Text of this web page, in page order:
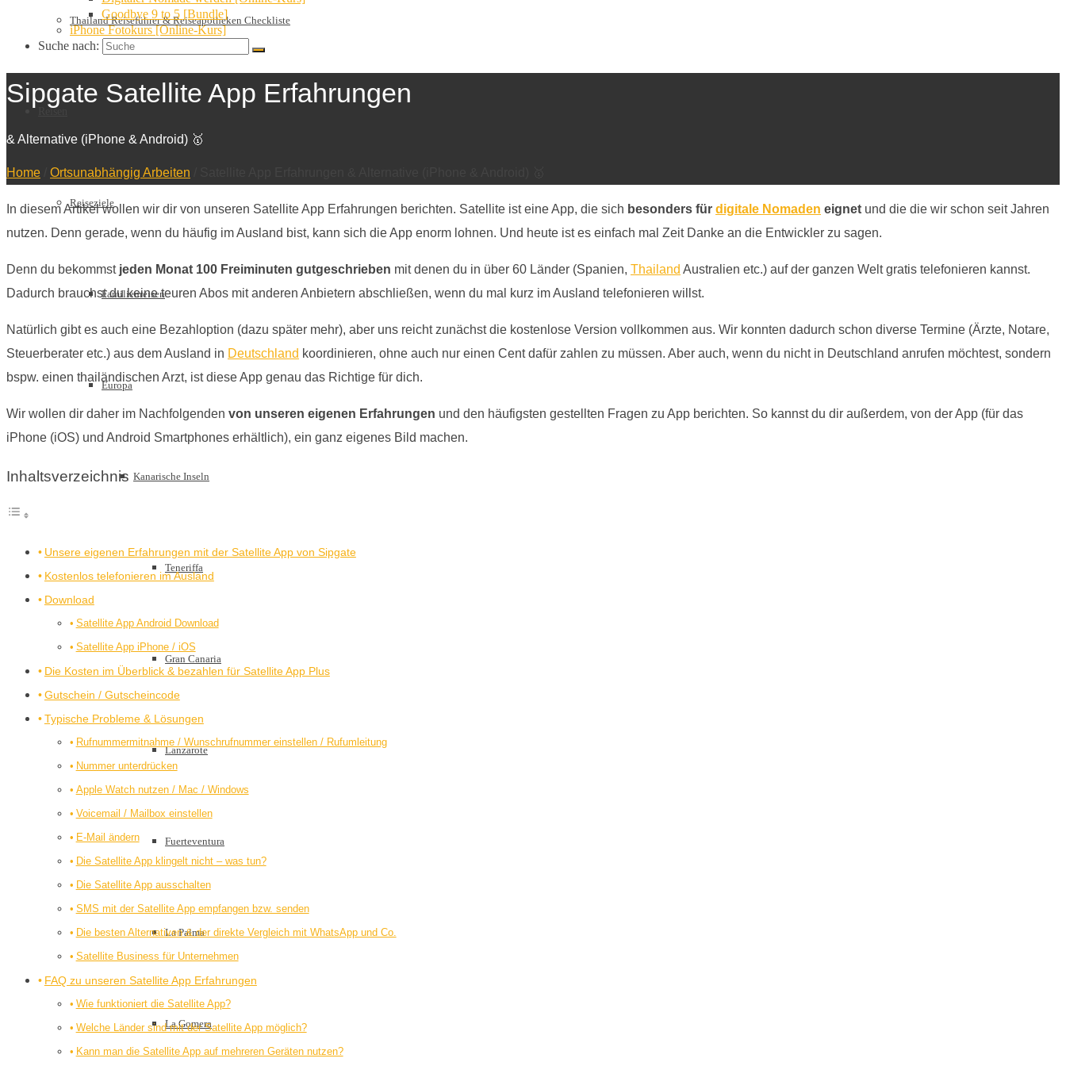
Thailand Reiseführer & Reiseapotheken Checkliste
Reisen
Reiseziele
Familienreisen
Europa
Kanarische Inseln
Teneriffa
Gran Canaria
Lanzarote
Fuerteventura
La Palma
La Gomera
Goodbye 9 to 5 [Bundle]
iPhone Fotokurs [Online-Kurs]
Suche nach:
Sipgate Satellite App Erfahrungen
& Alternative (iPhone & Android) 🥇
Home Ortsunabhängig Arbeiten
In diesem Artikel wollen wir dir von unseren Satellite App Erfahrungen berichten. Satellite ist eine App, die sich besonders für digitale Nomaden eignet und die die wir schon seit Jahren
nutzen. Denn gerade, wenn du häufig im Ausland bist, kann sich die App enorm lohnen. Und heute ist es einfach mal Zeit Danke an die Entwickler zu sagen.
Denn du bekommstjeden Monat 100 Freiminuten gutgeschrieben mit denen du in über 60 Länder (Spanien, Thailand Australien etc.) auf der ganzen Welt gratis telefonieren kannst.
Dadurch brauchst du keine teuren Abos mit anderen Anbietern abschließen, wenn du mal kurz im Ausland telefonieren willst.
Natürlich gibt es auch eine Bezahloption (dazu später mehr), aber uns reicht zunächst die kostenlose Version vollkommen aus. Wir konnten dadurch schon diverse Termine (Ärzte, Notare,
Steuerberater etc.) aus dem Ausland in Deutschland koordinieren, ohne auch nur einen Cent dafür zahlen zu müssen. Aber auch, wenn du nicht in Deutschland anrufen möchtest, sondern
bspw. einen thailändischen Arzt, ist diese App genau das Richtige für dich.
Wir wollen dir daher im Nachfolgenden von unseren eigenen Erfahrungen und den häufigsten gestellten Fragen zu App berichten. So kannst du dir außerdem, von der App (für das
iPhone (iOS) und Android Smartphones erhältlich), ein ganz eigenes Bild machen.
Inhaltsverzeichnis
Unsere eigenen Erfahrungen mit der Satellite App von Sipgate
Kostenlos telefonieren im Ausland
Download
Satellite App Android Download
Satellite App iPhone / iOS
Die Kosten im Überblick & bezahlen für Satellite App Plus
Gutschein / Gutscheincode
Typische Probleme & Lösungen
Rufnummermitnahme / Wunschrufnummer einstellen / Rufumleitung
Nummer unterdrücken
Apple Watch nutzen / Mac / Windows
Voicemail / Mailbox einstellen
E-Mail ändern
Die Satellite App klingelt nicht – was tun?
Die Satellite App ausschalten
SMS mit der Satellite App empfangen bzw. senden
Die besten Alternativen & der direkte Vergleich mit WhatsApp und Co.
Satellite Business für Unternehmen
FAQ zu unseren Satellite App Erfahrungen
Wie funktioniert die Satellite App?
Welche Länder sind mit der Satellite App möglich?
Kann man die Satellite App auf mehreren Geräten nutzen?